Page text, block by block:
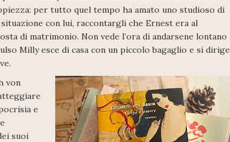
per tutto quel tempo ha amato uno studioso di
con lui, raccontargli che Ernest era al
di matrimonio. Non vede l’ora di andarsene lontano
Milly esce di casa con un piccolo bagaglio e si dirige
von
e
suoi